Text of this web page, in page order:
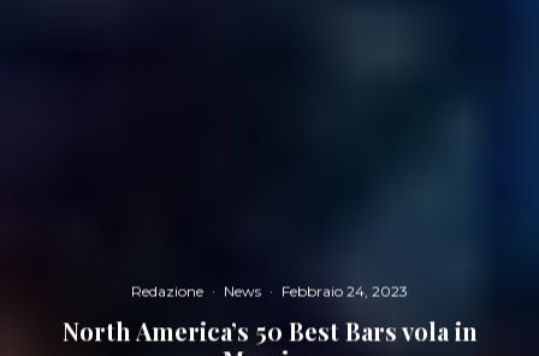
Redazione · News · Febbraio 24, 2023
North America’s 50 Best Bars vola in